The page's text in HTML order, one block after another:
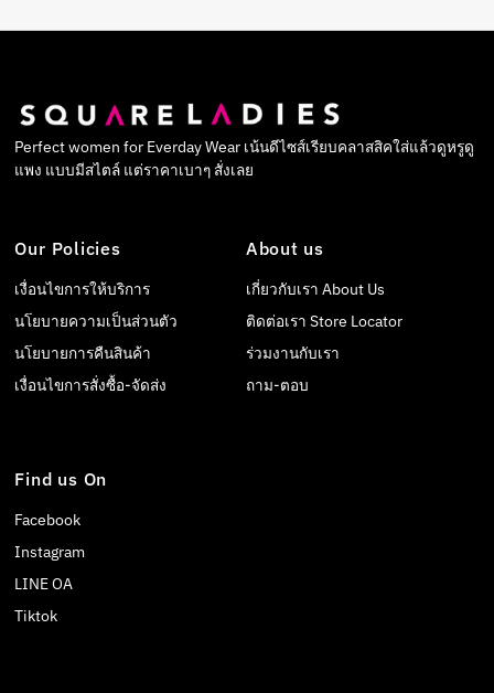
Perfect women for Everday Wear เน้นดีไซส์เรียบคลาสสิคใส่แล้วดูหรูดู
แพง แบบมีสไตล์ แต่ราคาเบาๆ สั่งเลย
Our Policies
เงื่อนไขการให้บริการ
นโยบายความเป็นส่วนตัว
นโยบายการคืนสินค้า
เงื่อนไขการสั่งซื้อ-จัดส่ง
About us
เกี่ยวกับเรา About Us
ติดต่อเรา Store Locator
ร่วมงานกับเรา
ถาม-ตอบ
Find us On
Facebook
Instagram
LINE OA
Tiktok